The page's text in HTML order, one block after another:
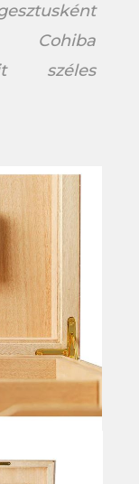
Cohiba
széles